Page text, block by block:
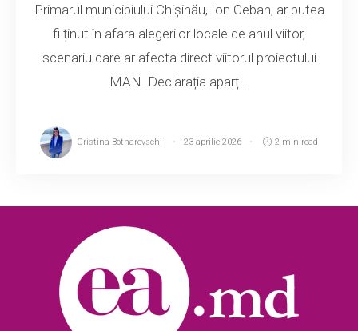
Primarul municipiului Chișinău, Ion Ceban, ar putea
fi ținut în afara alegerilor locale de anul viitor,
scenariu care ar afecta direct viitorul proiectului
MAN. Declarația aparț...
Cristina Botnarevschi 23 aprilie 2026 2 min read